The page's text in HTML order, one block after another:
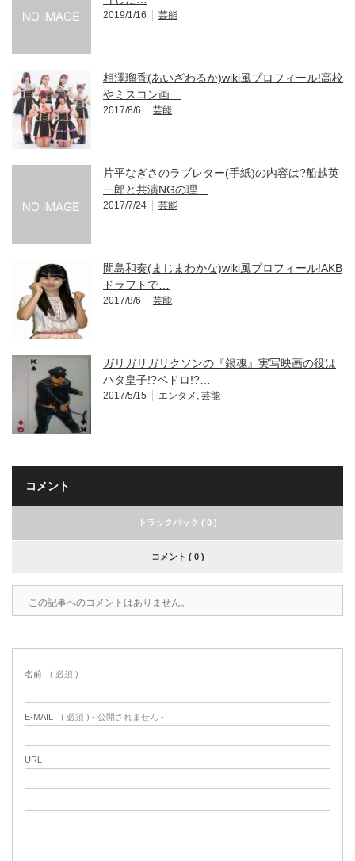
2019/1/16 芸能
相澤瑠香(あいざわるか)wiki風プロフィール!高校
やミスコン画…
2017/8/6 芸能
片平なぎさのラブレター(手紙)の内容は?船越英
一郎と共演NGの理…
2017/7/24 芸能
間島和奏(まじまわかな)wiki風プロフィール!AKB
ドラフトで…
2017/8/6 芸能
ガリガリガリクソンの『銀魂』実写映画の役は
ハタ皇子!?ペドロ!?…
2017/5/15 エンタメ , 芸能
コメント
トラックバック ( 0 )
コメント ( 0 )
この記事へのコメントはありません。
名前 ( 必須 )
E-MAIL ( 必須 ) - 公開されません -
URL